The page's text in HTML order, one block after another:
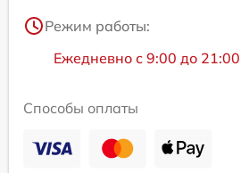
Режим работы:
Ежедневно с 9:00 до 21:00
Способы оплаты